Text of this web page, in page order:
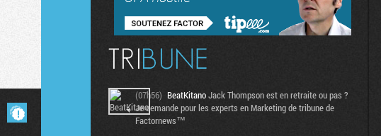
(07h56) BeatKitanoJack Thompson est en retraite ou pas ?
Je demande pour les experts en Marketing de tribune de
Factornews™